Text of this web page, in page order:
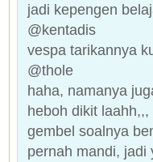
jadi kepengen
@kentadis
vespa tarikannya
@thole
haha, namanya
heboh dikit
gembel soalnya
pernah mandi, jadi